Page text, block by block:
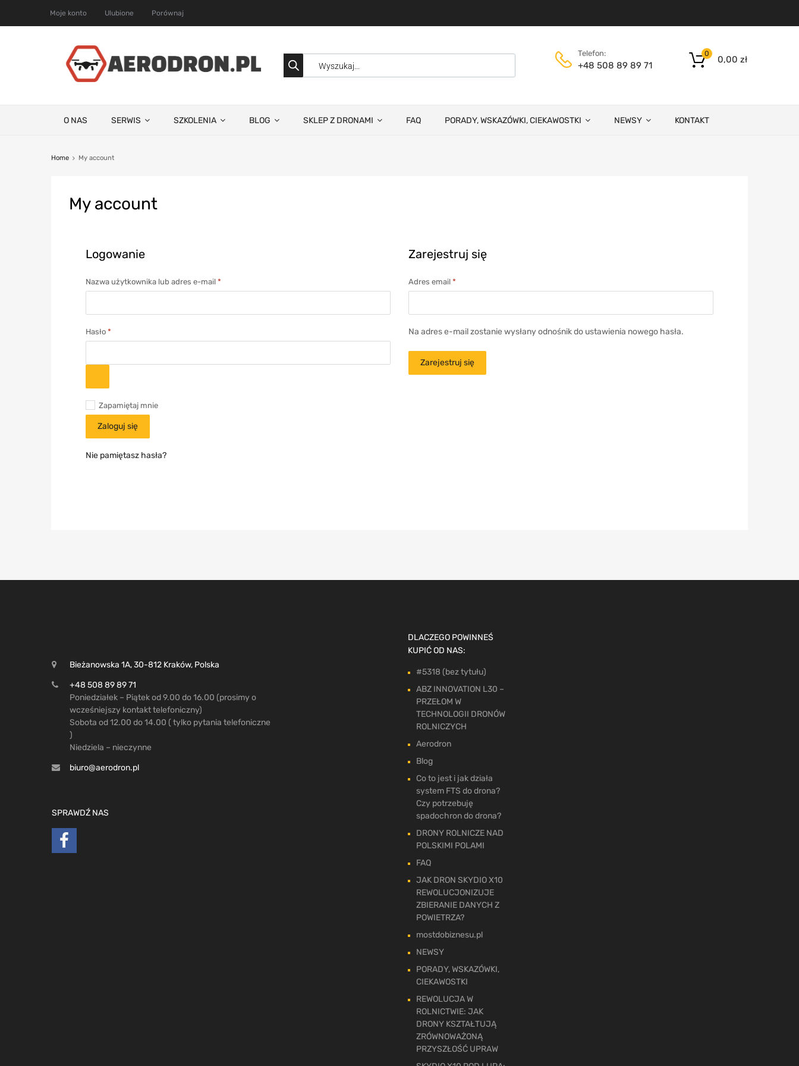
Moje konto Ulubione Porównaj
Telefon:
+48 508 89 89 71
0,00 zł
0
O NAS SERWIS SZKOLENIA BLOG SKLEP Z DRONAMI FAQ PORADY, WSKAZÓWKI, CIEKAWOSTKI NEWSY KONTAKT
Home My account
Myaccount
Logowanie
Nazwa użytkownika lub adres e-mail *
Hasło *
Zapamiętaj mnie
Zaloguj się
Nie pamiętasz hasła?
Zarejestruj się
Adres email *
Na adres e-mail zostanie wysłany odnośnik do ustawienia nowego hasła.
Zarejestruj się
Bieżanowska 1A, 30-812 Kraków, Polska
+48 508 89 89 71
Poniedziałek – Piątek od 9.00 do 16.00 (prosimy o
wcześniejszy kontakt telefoniczny)
Sobota od 12.00 do 14.00 ( tylko pytania telefoniczne
)
Niedziela – nieczynne
biuro@aerodron.pl
SPRAWDŹ NAS
DLACZEGO POWINNEŚ
KUPIĆ OD NAS:
#5318 (bez tytułu)
ABZ INNOVATION L30 –
PRZEŁOM W
TECHNOLOGII DRONÓW
ROLNICZYCH
Aerodron
Blog
Co to jest i jak działa
system FTS do drona?
Czy potrzebuję
spadochron do drona?
DRONY ROLNICZE NAD
POLSKIMI POLAMI
FAQ
JAK DRON SKYDIO X10
REWOLUCJONIZUJE
ZBIERANIE DANYCH Z
POWIETRZA?
mostdobiznesu.pl
NEWSY
PORADY, WSKAZÓWKI,
CIEKAWOSTKI
REWOLUCJA W
ROLNICTWIE: JAK
DRONY KSZTAŁTUJĄ
ZRÓWNOWAŻONĄ
PRZYSZŁOŚĆ UPRAW